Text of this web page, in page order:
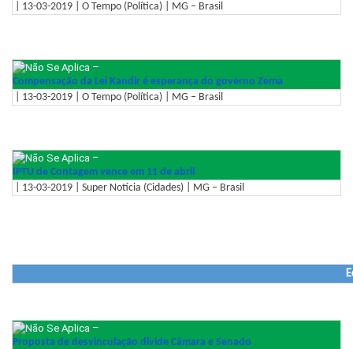
| 13-03-2019 | O Tempo (Política) | MG – Brasil
–
Compensação da Lei Kandir é esperança do governo Zema
| 13-03-2019 | O Tempo (Política) | MG – Brasil
–
IPTU de Contagem vence em 11 de abril
| 13-03-2019 | Super Notícia (Cidades) | MG – Brasil
–
Proposta de desvinculação divide Câmara e Senado